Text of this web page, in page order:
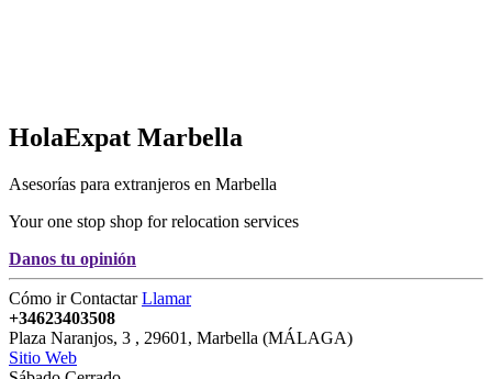
HolaExpat Marbella
Asesorías para extranjeros en Marbella
Your one stop shop for relocation services
Danos tu opinión
Cómo irContactarLlamar
+34623403508
Plaza Naranjos, 3 , 29601 , Marbella (MÁLAGA)
Sitio Web